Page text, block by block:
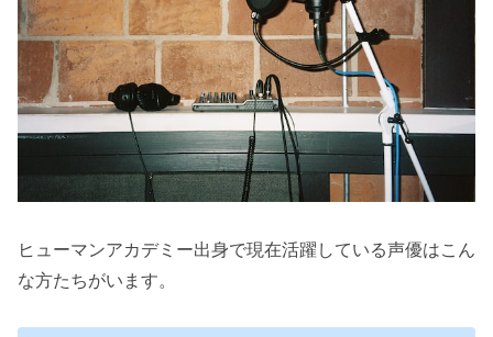
ヒューマンアカデミー出身で現在活躍している声優はこん
な方たちがいます。